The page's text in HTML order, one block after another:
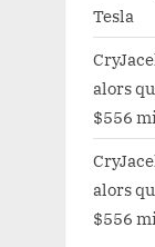
Tesla
alors
$556
alors
$556